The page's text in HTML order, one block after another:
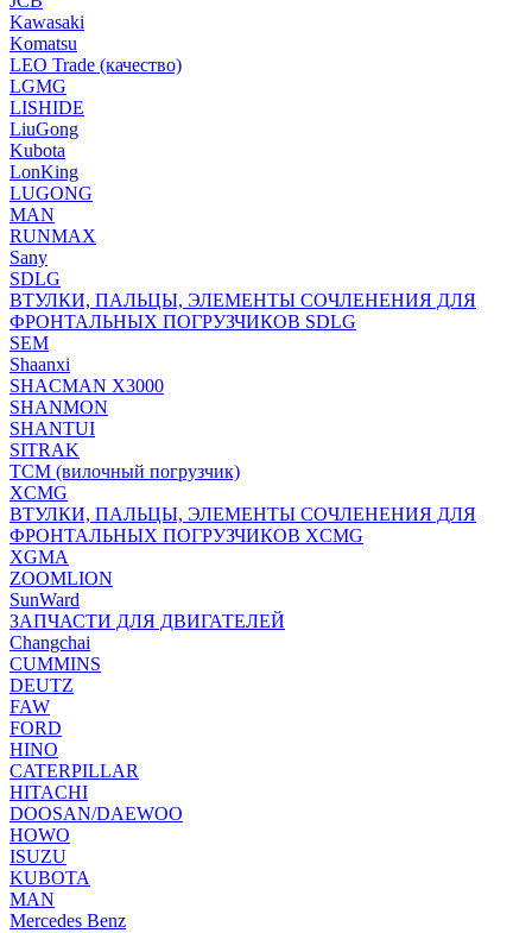
Kawasaki
Komatsu
LEO Trade (качество)
LGMG
LISHIDE
LiuGong
Kubota
LonKing
LUGONG
MAN
RUNMAX
Sany
SDLG
ВТУЛКИ, ПАЛЬЦЫ, ЭЛЕМЕНТЫ СОЧЛЕНЕНИЯ ДЛЯ
ФРОНТАЛЬНЫХ ПОГРУЗЧИКОВ SDLG
SEM
Shaanxi
SHACMAN X3000
SHANMON
SHANTUI
SITRAK
TCM (вилочный погрузчик)
XCMG
ВТУЛКИ, ПАЛЬЦЫ, ЭЛЕМЕНТЫ СОЧЛЕНЕНИЯ ДЛЯ
ФРОНТАЛЬНЫХ ПОГРУЗЧИКОВ XCMG
XGMA
ZOOMLION
SunWard
ЗАПЧАСТИ ДЛЯ ДВИГАТЕЛЕЙ
Changchai
CUMMINS
DEUTZ
FAW
FORD
HINO
CATERPILLAR
HITACHI
DOOSAN/DAEWOO
HOWO
ISUZU
KUBOTA
MAN
Mercedes Benz